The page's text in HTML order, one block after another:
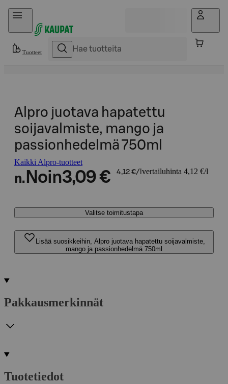
Hyppää sisältöön
Tuotteet
Alpro juotava hapatettu
soijavalmiste, mango ja
passionhedelmä 750ml
Kaikki Alpro-tuotteet
n. Noin3,09 € 4,12 €/l vertailuhinta 4,12 €/l
Valitse toimitustapa
Lisää suosikkeihin, Alpro juotava hapatettu soijavalmiste,
mango ja passionhedelmä 750ml
Pakkausmerkinnät
Tuotetiedot